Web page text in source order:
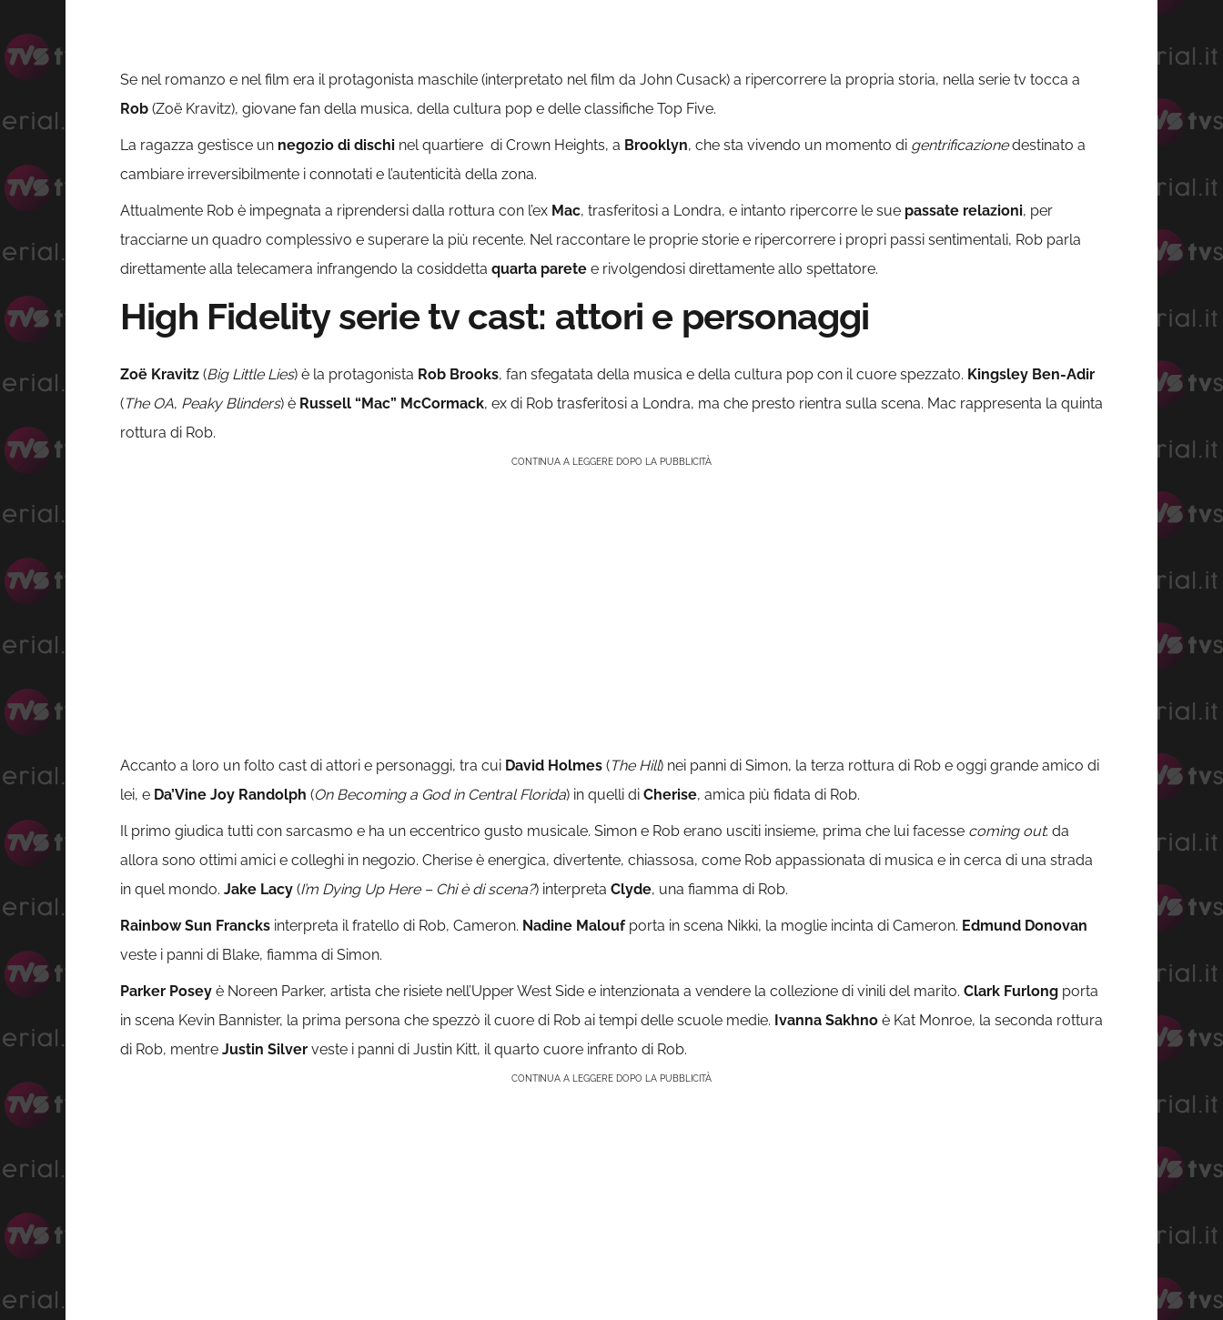
Se nel romanzo e nel film era il protagonista maschile (interpretato nel film da John Cusack) a ripercorrere la propria storia, nella serie tv tocca a
Rob (Zoë Kravitz), giovane fan della musica, della cultura pop e delle classifiche Top Five.
La ragazza gestisce un negozio di dischi nel quartiere di Crown Heights, a Brooklyn, che sta vivendo un momento di gentrificazionedestinato a
cambiare irreversibilmente i connotati e l’autenticità della zona.
Attualmente Rob è impegnata a riprendersi dalla rottura con l’ex Mac, trasferitosi a Londra, e intanto ripercorre le sue passate relazioni, per
tracciarne un quadro complessivo e superare la più recente. Nel raccontare le proprie storie e ripercorrere i propri passi sentimentali, Rob parla
direttamente alla telecamera infrangendo la cosiddetta quarta parete e rivolgendosi direttamente allo spettatore.
High Fidelity serie tv cast: attori e personaggi
Zoë Kravitz (Big Little Lies) è la protagonista Rob Brooks, fan sfegatata della musica e della cultura pop con il cuore spezzato. Kingsley Ben-Adir
(The OA, Peaky Blinders) è Russell “Mac” McCormack, ex di Rob trasferitosi a Londra, ma che presto rientra sulla scena. Mac rappresenta la quinta
rottura di Rob.
CONTINUA A LEGGERE DOPO LA PUBBLICITÀ
Accanto a loro un folto cast di attori e personaggi, tra cui David Holmes (The Hill) nei panni di Simon, la terza rottura di Rob e oggi grande amico di
lei, e Da’Vine Joy Randolph (On Becoming a God in Central Florida) in quelli di Cherise, amica più fidata di Rob.
Il primo giudica tutti con sarcasmo e ha un eccentrico gusto musicale. Simon e Rob erano usciti insieme, prima che lui facesse coming out: da
allora sono ottimi amici e colleghi in negozio. Cherise è energica, divertente, chiassosa, come Rob appassionata di musica e in cerca di una strada
in quel mondo. Jake Lacy (I’m Dying Up Here – Chi è di scena?) interpreta Clyde, una fiamma di Rob.
Rainbow Sun Francks interpreta il fratello di Rob, Cameron. Nadine Maloufporta in scena Nikki, la moglie incinta di Cameron. Edmund Donovan
veste i panni di Blake, fiamma di Simon.
Parker Posey è Noreen Parker, artista che risiete nell’Upper West Side e intenzionata a vendere la collezione di vinili del marito. Clark Furlong porta
in scena Kevin Bannister, la prima persona che spezzò il cuore di Rob ai tempi delle scuole medie. Ivanna Sakhno è Kat Monroe, la seconda rottura
di Rob, mentre Justin Silver veste i panni di Justin Kitt, il quarto cuore infranto di Rob.
CONTINUA A LEGGERE DOPO LA PUBBLICITÀ